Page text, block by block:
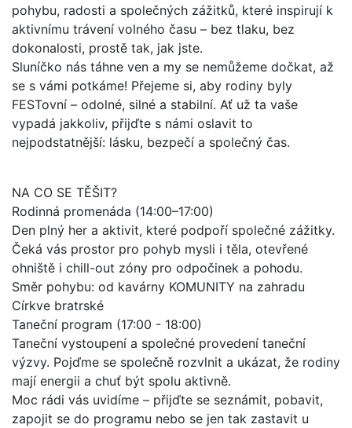
pohybu, radosti a společných zážitků, které inspirují k
aktivnímu trávení volného času – bez tlaku, bez
dokonalosti, prostě tak, jak jste.
Sluníčko nás táhne ven a my se nemůžeme dočkat, až
se s vámi potkáme! Přejeme si, aby rodiny byly
FESTovní – odolné, silné a stabilní. Ať už ta vaše
vypadá jakkoliv, přijďte s námi oslavit to
nejpodstatnější: lásku, bezpečí a společný čas.
NA CO SE TĚŠIT?
Rodinná promenáda (14:00–17:00)
Den plný her a aktivit, které podpoří společné zážitky.
Čeká vás prostor pro pohyb mysli i těla, otevřené
ohniště i chill-out zóny pro odpočinek a pohodu.
Směr pohybu: od kavárny KOMUNITY na zahradu
Církve bratrské
Taneční program (17:00 - 18:00)
Taneční vystoupení a společné provedení taneční
výzvy. Pojďme se společně rozvlnit a ukázat, že rodiny
mají energii a chuť být spolu aktivně.
Moc rádi vás uvidíme – přijďte se seznámit, pobavit,
zapojit se do programu nebo se jen tak zastavit u